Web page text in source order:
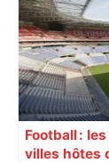
Football :
villes hôtes